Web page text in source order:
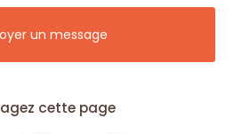
un message
cette page